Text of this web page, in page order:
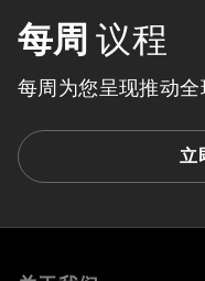
每周 议程
每周为您呈现推动全
立